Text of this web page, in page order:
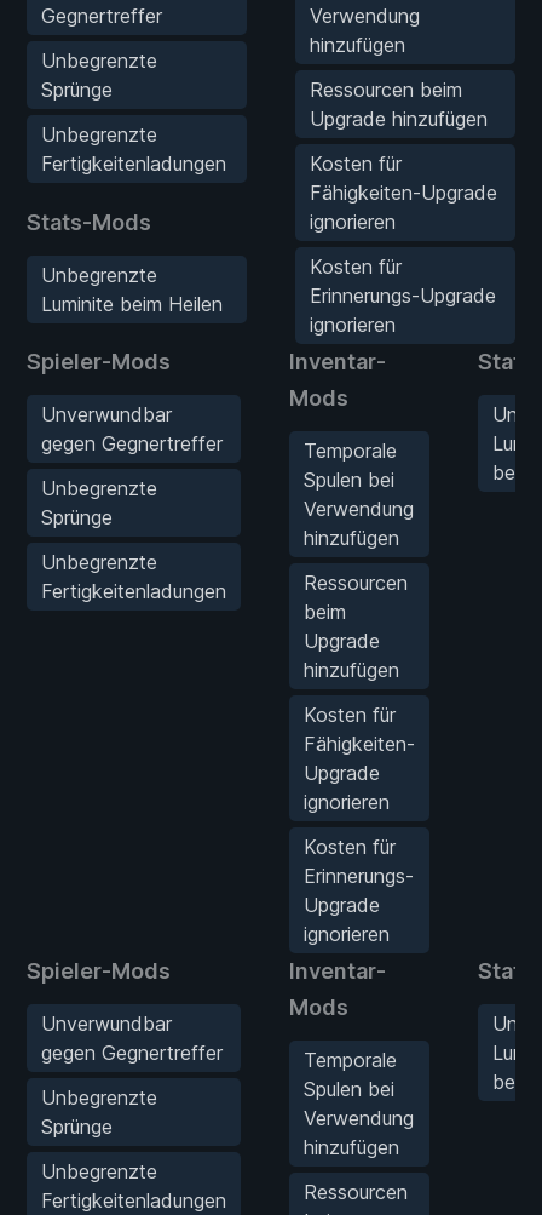
Gegnertreffer
Unbegrenzte
Sprünge
Unbegrenzte
Fertigkeitenladungen
Stats-Mods
Unbegrenzte
Luminite beim Heilen
Verwendung
hinzufügen
Ressourcen beim
Upgrade hinzufügen
Kosten für
Fähigkeiten-Upgrade
ignorieren
Kosten für
Erinnerungs-Upgrade
ignorieren
Spieler-Mods
Unverwundbar
gegen Gegnertreffer
Unbegrenzte
Sprünge
Unbegrenzte
Fertigkeitenladungen
Inventar-
Mods
Temporale
Spulen bei
Verwendung
hinzufügen
Ressourcen
beim
Upgrade
hinzufügen
Kosten für
Fähigkeiten-
Upgrade
ignorieren
Kosten für
Erinnerungs-
Upgrade
ignorieren
beim
Spieler-Mods
Unverwundbar
gegen Gegnertreffer
Unbegrenzte
Sprünge
Unbegrenzte
Fertigkeitenladungen
Inventar-
Mods
Temporale
Spulen bei
Verwendung
hinzufügen
Ressourcen
beim